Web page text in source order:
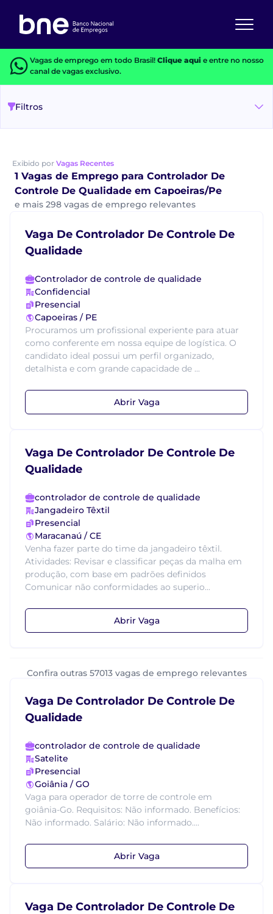
Vagas de emprego em todo Brasil! Clique aquie entre no nosso
canal de vagas exclusivo.
Filtros
Exibido por Vagas Recentes
1 Vagas de Emprego para Controlador De
Controle De Qualidade em Capoeiras/Pe
e mais 298 vagas de emprego relevantes
Vaga De Controlador De Controle De
Qualidade
Controlador de controle de qualidade
Confidencial
Presencial
Capoeiras / PE
Procuramos um profissional experiente para atuar
como conferente em nossa equipe de logística. O
candidato ideal possui um perfil organizado,
detalhista e com grande capacidade de ...
Abrir Vaga
Vaga De Controlador De Controle De
Qualidade
controlador de controle de qualidade
Jangadeiro Têxtil
Presencial
Maracanaú / CE
Venha fazer parte do time da jangadeiro têxtil.
Atividades: Revisar e classificar peças da malha em
produção, com base em padrões definidos
Comunicar não conformidades ao superio...
Abrir Vaga
Confira outras 57013 vagas de emprego relevantes
Vaga De Controlador De Controle De
Qualidade
controlador de controle de qualidade
Satelite
Presencial
Goiânia / GO
Vaga para operador de torre de controle em
goiânia-Go. Requisitos: Não informado. Benefícios:
Não informado. Salário: Não informado....
Abrir Vaga
Vaga De Controlador De Controle De